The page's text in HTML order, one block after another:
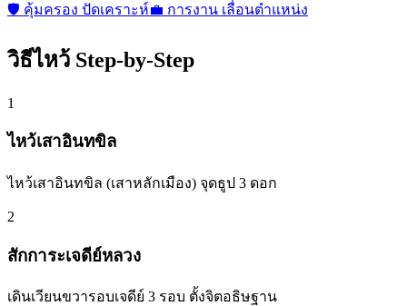
🛡️ คุ้มครอง ปัดเคราะห์💼 การงาน เลื่อนตำแหน่ง
วิธีไหว้ Step-by-Step
1
ไหว้เสาอินทขิล
ไหว้เสาอินทขิล (เสาหลักเมือง) จุดธูป 3 ดอก
2
สักการะเจดีย์หลวง
เดินเวียนขวารอบเจดีย์ 3 รอบ ตั้งจิตอธิษฐาน